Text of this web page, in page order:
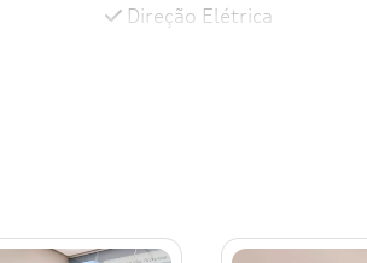
Direção Elétrica